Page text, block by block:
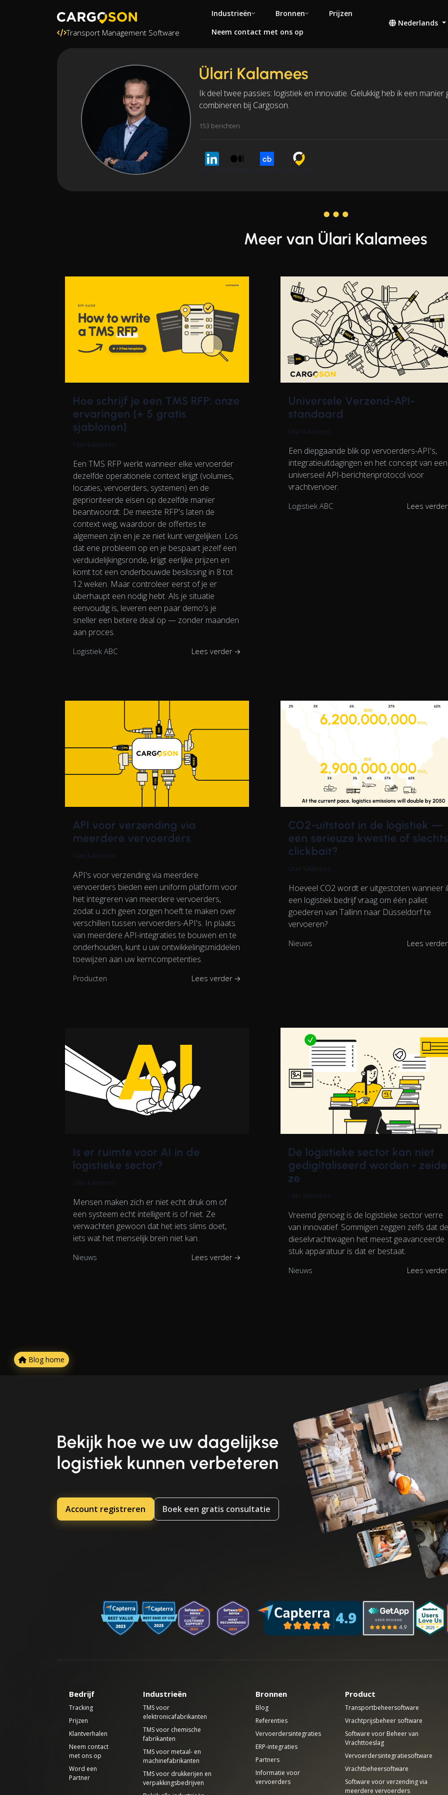
Transport Management Software
Industrieën Bronnen
Prijzen
Neem contact met ons op
Nederlands
Ülari Kalamees
Ik deel twee passies: logistiek en innovatie. Gelukkig heb ik een
combineren bij Cargoson.
153 berichten
Medium
Meer van Ülari Kalamees
Hoe schrijf je een TMS RFP: onze
ervaringen [+ 5 gratis
sjablonen]
Ülari Kalamees
Een TMS RFP werkt wanneer elke vervoerder
dezelfde operationele context krijgt (volumes,
locaties, vervoerders, systemen) en de
geprioriteerde eisen op dezelfde manier
beantwoordt. De meeste RFP's laten de
context weg, waardoor de offertes te
algemeen zijn en je ze niet kunt vergelijken. Los
dat ene probleem op en je bespaart jezelf een
verduidelijkingsronde, krijgt eerlijke prijzen en
komt tot een onderbouwde beslissing in 8 tot
12 weken. Maar controleer eerst of je er
überhaupt een nodig hebt. Als je situatie
eenvoudig is, leveren een paar demo's je
sneller een betere deal op — zonder maanden
aan proces.
Logistiek ABC Lees verder →
Universele Verzend-API-
standaard
Ülari Kalamees
Een diepgaande blik op vervoerders-API's,
integratieuitdagingen en het concept van een
universeel API-berichtenprotocol voor
vrachtvervoer.
Logistiek ABC Lees
API voor verzending via
meerdere vervoerders
Ülari Kalamees
API's voor verzending via meerdere
vervoerders bieden een uniform platform voor
het integreren van meerdere vervoerders,
zodat u zich geen zorgen hoeft te maken over
verschillen tussen vervoerders-API's. In plaats
van meerdere API-integraties te bouwen en te
onderhouden, kunt u uw ontwikkelingsmiddelen
toewijzen aan uw kerncompetenties.
Producten Lees verder →
CO2-uitstoot in de logistiek —
een serieuze kwestie of slechts
clickbait?
Ülari Kalamees
Hoeveel CO2 wordt er uitgestoten wanneer
een logistiek bedrijf vraag om één pallet
goederen van Tallinn naar Düsseldorf te
vervoeren?
Nieuws Lees
Is er ruimte voor AI in de
logistieke sector?
Ülari Kalamees
Mensen maken zich er niet echt druk om of
een systeem echt intelligent is of niet. Ze
verwachten gewoon dat het iets slims doet,
iets wat het menselijk brein niet kan.
Nieuws Lees verder →
De logistieke sector kan niet
gedigitaliseerd worden -
ze
Ülari Kalamees
Vreemd genoeg is de logistieke sector verre
van innovatief. Sommigen zeggen zelfs dat de
dieselvrachtwagen het meest geavanceerde
stuk apparatuur is dat er bestaat.
Nieuws Lees
Blog home
Bekijk hoe we uw dagelijkse
logistiek kunnen verbeteren
Account registreren Boek een gratis consultatie
Bedrijf
Tracking
Prijzen
Klantverhalen
Neem contact
met ons op
Word een
Partner
Industrieën
TMS voor
elektronicafabrikanten
TMS voor chemische
fabrikanten
TMS voor metaal- en
machinefabrikanten
TMS voor drukkerijen en
verpakkingsbedrijven
Bronnen
Blog
Referenties
Vervoerdersintegraties
ERP-integraties
Partners
Informatie voor
vervoerders
Product
Transportbeheersoftware
Vrachtprijsbeheer software
Software voor Beheer van
Vrachttoeslag
Vervoerdersintegratiesoftware
Vrachtbeheersoftware
Software voor verzending via
meerdere vervoerders